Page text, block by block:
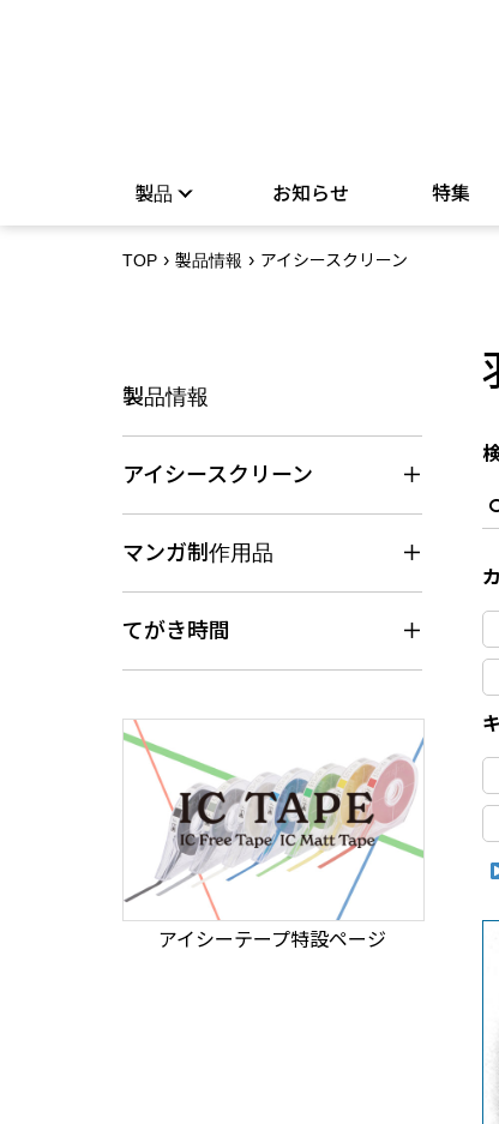
製品 お知らせ 特集
TOP 製品情報 アイシースクリーン
製品情報
アイシースクリーン
マンガ制作用品
てがき時間
アイシーテープ特設ページ